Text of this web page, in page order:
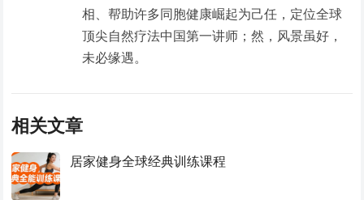
相、帮助许多同胞健康崛起为己任，定位全球
顶尖自然疗法中国第一讲师；然，风景虽好，
未必缘遇。
相关文章
居家健身全球经典训练课程